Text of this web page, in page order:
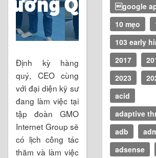
Định kỳ hàng
quý, CEO cùng
với đại diện kỹ sư
đang làm việc tại
tập đoàn GMO
Internet Group sẽ
có lịch công tác
thăm và làm việc
google
10 mẹo
103 early
2017
2023
acid
adaptive
adb
adsense